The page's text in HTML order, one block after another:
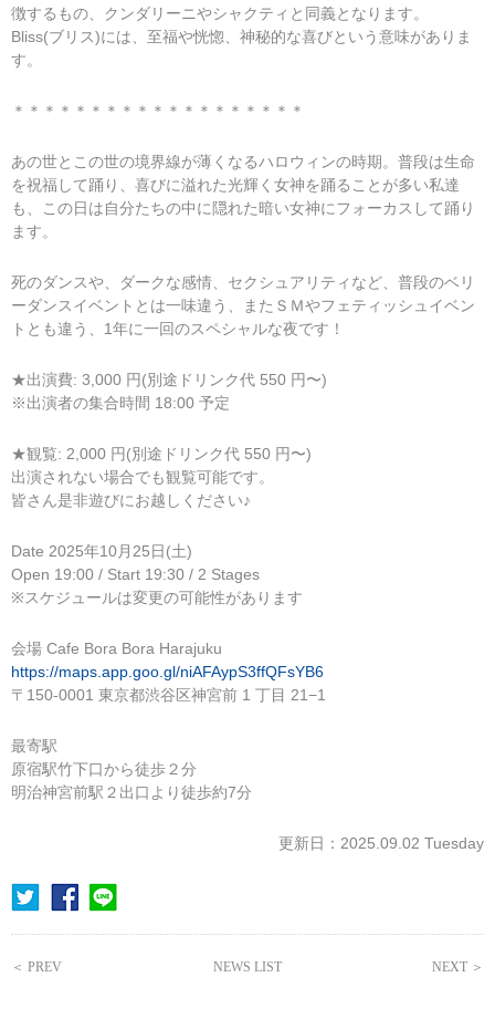
徴するもの、クンダリーニやシャクティと同義となります。
Bliss(ブリス)には、至福や恍惚、神秘的な喜びという意味がありま
す。
＊＊＊＊＊＊＊＊＊＊＊＊＊＊＊＊＊＊＊
あの世とこの世の境界線が薄くなるハロウィンの時期。普段は生命
を祝福して踊り、喜びに溢れた光輝く女神を踊ることが多い私達
も、この日は自分たちの中に隠れた暗い女神にフォーカスして踊り
ます。
死のダンスや、ダークな感情、セクシュアリティなど、普段のベリ
ーダンスイベントとは一味違う、またＳＭやフェティッシュイベン
トとも違う、1年に一回のスペシャルな夜です！
★出演費: 3,000 円(別途ドリンク代 550 円〜)
※出演者の集合時間 18:00 予定
★観覧: 2,000 円(別途ドリンク代 550 円〜)
出演されない場合でも観覧可能です。
皆さん是非遊びにお越しください♪
Date 2025年10月25日(土)
Open 19:00 / Start 19:30 / 2 Stages
※スケジュールは変更の可能性があります
会場 Cafe Bora Bora Harajuku
https://maps.app.goo.gl/niAFAypS3ffQFsYB6
〒150-0001 東京都渋谷区神宮前 1 丁目 21−1
最寄駅
原宿駅竹下口から徒歩２分
明治神宮前駅２出口より徒歩約7分
更新日：2025.09.02 Tuesday
＜ PREV NEWS LIST NEXT ＞